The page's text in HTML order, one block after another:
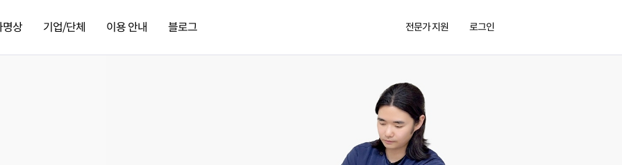
명상 기업/단체 이용 안내 블로그 전문가 지원 로그인